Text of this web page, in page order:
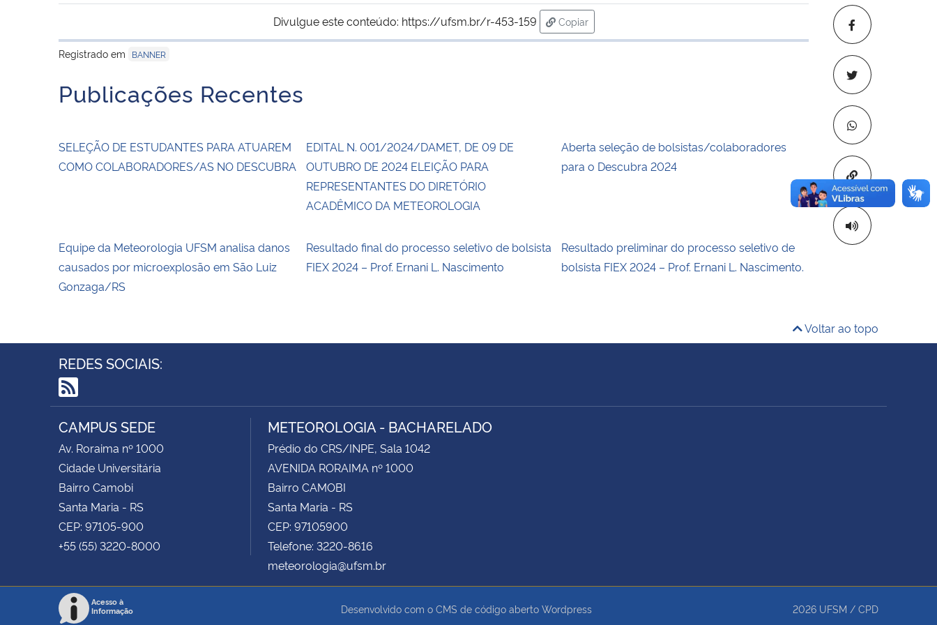
Copiar para
Divulgue este conteúdo: https://ufsm.br/r-453-159
Copiar
para área de transferência
Registrado em
BANNER
Publicações Recentes
SELEÇÃO DE ESTUDANTES PARA ATUAREM
COMO COLABORADORES/AS NO DESCUBRA
EDITAL N. 001/2024/DAMET, DE 09 DE
OUTUBRO DE 2024 ELEIÇÃO PARA
REPRESENTANTES DO DIRETÓRIO
ACADÊMICO DA METEOROLOGIA
Aberta seleção de bolsistas/colaboradores
para o Descubra 2024
Equipe da Meteorologia UFSM analisa danos
causados por microexplosão em São Luiz
Gonzaga/RS
Resultado final do processo seletivo de bolsista
FIEX 2024 – Prof. Ernani L. Nascimento
Resultado preliminar do processo seletivo de
bolsista FIEX 2024 – Prof. Ernani L. Nascimento.
Voltar ao topo
REDES SOCIAIS:
RSS
CAMPUS SEDE
Av. Roraima nº 1000
Cidade Universitária
Bairro Camobi
Santa Maria - RS
CEP: 97105-900
+55 (55) 3220-8000
METEOROLOGIA - BACHARELADO
Prédio do CRS/INPE, Sala 1042
AVENIDA RORAIMA nº 1000
Bairro CAMOBI
Santa Maria - RS
CEP: 97105900
Telefone: 3220-8616
meteorologia@ufsm.br
Acesso à
Informação
Desenvolvido com o CMS de código aberto Wordpress 2026 UFSM / CPD